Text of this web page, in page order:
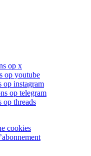
op x
op youtube
op instagram
op telegram
op threads
cookies